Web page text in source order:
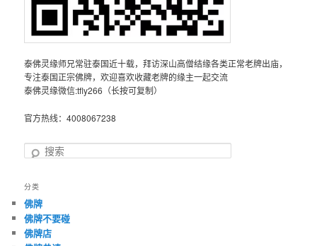
泰佛灵缘师兄常驻泰国近十载，拜访深山高僧结缘各类正常老牌出庙，
专注泰国正宗佛牌，欢迎喜欢收藏老牌的缘主一起交流
泰佛灵缘微信:tfly266（长按可复制）
官方热线：4008067238
搜
分类
佛牌
佛牌不要碰
佛牌店